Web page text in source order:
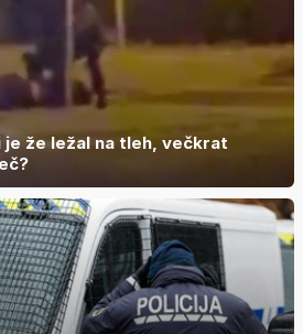
že ležal na tleh, večkrat